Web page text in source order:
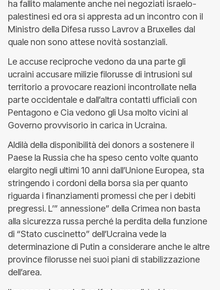
ha fallito malamente anche nei negoziati israelo-
palestinesi ed ora si appresta ad un incontro con il
Ministro della Difesa russo Lavrov a Bruxelles dal
quale non sono attese novità sostanziali.
Le accuse reciproche vedono da una parte gli
ucraini accusare milizie filorusse di intrusioni sul
territorio a provocare reazioni incontrollate nella
parte occidentale e dall’altra contatti ufficiali con
Pentagono e Cia vedono gli Usa molto vicini al
Governo provvisorio in carica in Ucraina.
Aldilà della disponibilità dei donors a sostenere il
Paese la Russia che ha speso cento volte quanto
elargito negli ultimi 10 anni dall’Unione Europea, sta
stringendo i cordoni della borsa sia per quanto
riguarda i finanziamenti promessi che per i debiti
pregressi. L’” annessione” della Crimea non basta
alla sicurezza russa perché la perdita della funzione
di “Stato cuscinetto” dell’Ucraina vede la
determinazione di Putin a considerare anche le altre
province filorusse nei suoi piani di stabilizzazione
dell’area.